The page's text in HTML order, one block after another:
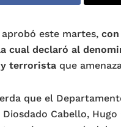
este martes,
cual declaró al
terrorista que
que el
Diosdado Cabello,